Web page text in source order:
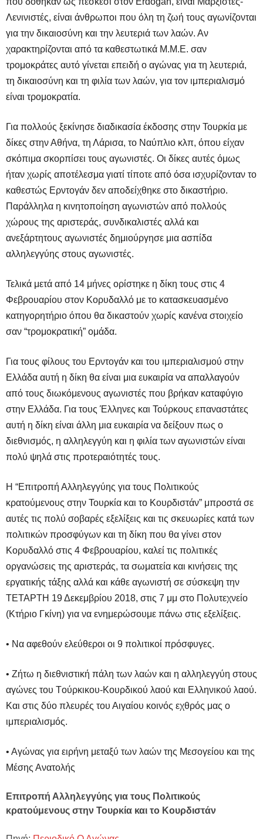
Λενινιστές, είναι άνθρωποι που όλη τη ζωή τους αγωνίζονται
για την δικαιοσύνη και την λευτεριά των λαών. Αν
χαρακτηρίζονται από τα καθεστωτικά Μ.Μ.Ε. σαν
τρομοκράτες αυτό γίνεται επειδή ο αγώνας για τη λευτεριά,
τη δικαιοσύνη και τη φιλία των λαών, για τον ιμπεριαλισμό
είναι τρομοκρατία.
Για πολλούς ξεκίνησε διαδικασία έκδοσης στην Τουρκία με
δίκες στην Αθήνα, τη Λάρισα, το Ναύπλιο κλπ, όπου είχαν
σκόπιμα σκορπίσει τους αγωνιστές. Οι δίκες αυτές όμως
ήταν χωρίς αποτέλεσμα γιατί τίποτε από όσα ισχυρίζονταν το
καθεστώς Ερντογάν δεν αποδείχθηκε στο δικαστήριο.
Παράλληλα η κινητοποίηση αγωνιστών από πολλούς
χώρους της αριστεράς, συνδικαλιστές αλλά και
ανεξάρτητους αγωνιστές δημιούργησε μια ασπίδα
αλληλεγγύης στους αγωνιστές.
Τελικά μετά από 14 μήνες ορίστηκε η δίκη τους στις 4
Φεβρουαρίου στον Κορυδαλλό με το κατασκευασμένο
κατηγορητήριο όπου θα δικαστούν χωρίς κανένα στοιχείο
σαν “τρομοκρατική” ομάδα.
Για τους φίλους του Ερντογάν και του ιμπεριαλισμού στην
Ελλάδα αυτή η δίκη θα είναι μια ευκαιρία να απαλλαγούν
από τους διωκόμενους αγωνιστές που βρήκαν καταφύγιο
στην Ελλάδα. Για τους Έλληνες και Τούρκους επαναστάτες
αυτή η δίκη είναι άλλη μια ευκαιρία να δείξουν πως ο
διεθνισμός, η αλληλεγγύη και η φιλία των αγωνιστών είναι
πολύ ψηλά στις προτεραιότητές τους.
Η “Επιτροπή Αλληλεγγύης για τους Πολιτικούς
κρατούμενους στην Τουρκία και το Κουρδιστάν” μπροστά σε
αυτές τις πολύ σοβαρές εξελίξεις και τις σκευωρίες κατά των
πολιτικών προσφύγων και τη δίκη που θα γίνει στον
Κορυδαλλό στις 4 Φεβρουαρίου, καλεί τις πολιτικές
οργανώσεις της αριστεράς, τα σωματεία και κινήσεις της
εργατικής τάξης αλλά και κάθε αγωνιστή σε σύσκεψη την
ΤΕΤΑΡΤΗ 19 Δεκεμβρίου 2018, στις 7 μμ στο Πολυτεχνείο
(Κτήριο Γκίνη) για να ενημερώσουμε πάνω στις εξελίξεις.
• Να αφεθούν ελεύθεροι οι 9 πολιτικοί πρόσφυγες.
• Ζήτω η διεθνιστική πάλη των λαών και η αλληλεγγύη στους
αγώνες του Tούρκικου-Κουρδικού λαού και Ελληνικού λαού.
Και στις δύο πλευρές του Αιγαίου κοινός εχθρός μας ο
ιμπεριαλισμός.
• Αγώνας για ειρήνη μεταξύ των λαών της Μεσογείου και της
Μέσης Ανατολής
Επιτροπή Αλληλεγγύης για τους Πολιτικούς
κρατούμενους στην Τουρκία και το Κουρδιστάν